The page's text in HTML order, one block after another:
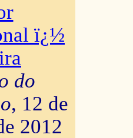
ï¿½
do
, 12 de
2012